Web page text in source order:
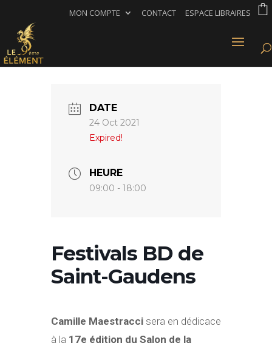
MON COMPTE CONTACT ESPACE LIBRAIRES
DATE
24 Oct 2021
Expired!
HEURE
09:00 - 18:00
Festivals BD de
Saint-Gaudens
Camille Maestracci sera en dédicace
à la 17e édition du Salon de la